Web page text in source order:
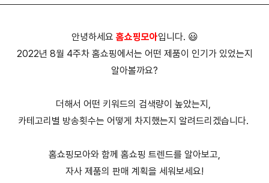
안녕하세요 홈쇼핑모아입니다. 😃
2022년 8월 4주차 홈쇼핑에서는 어떤 제품이 인기가 있었는지
알아볼까요?
더해서 어떤 키워드의 검색량이 높았는지,
카테고리별 방송횟수는 어떻게 차지했는지 알려드리겠습니다.
홈쇼핑모아와 함께 홈쇼핑 트렌드를 알아보고,
자사 제품의 판매 계획을 세워보세요!